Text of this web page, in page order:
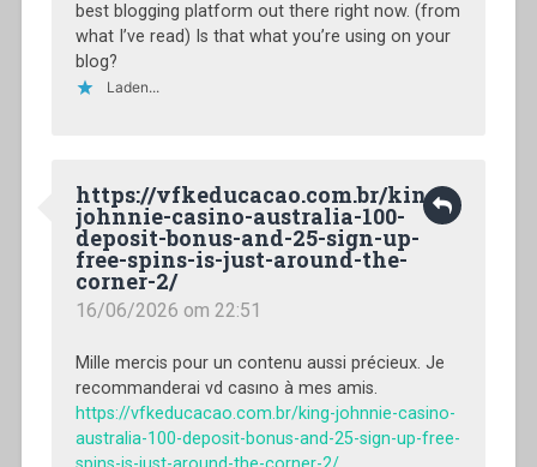
best blogging platform out there right now. (from
what I’ve read) Is that what you’re using on your
blog?
Laden...
https://vfkeducacao.com.br/king-
johnnie-casino-australia-100-
deposit-bonus-and-25-sign-up-
free-spins-is-just-around-the-
corner-2/
16/06/2026 om 22:51
Mille mercis pour un contenu aussi précieux. Je
recommanderai vd casıno à mes amis.
https://vfkeducacao.com.br/king-johnnie-casino-
australia-100-deposit-bonus-and-25-sign-up-free-